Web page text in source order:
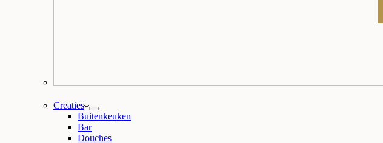
Creaties
Buitenkeuken
Bar
Douches